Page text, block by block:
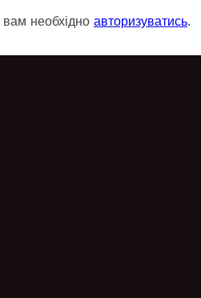
необхідно авторизуватись.